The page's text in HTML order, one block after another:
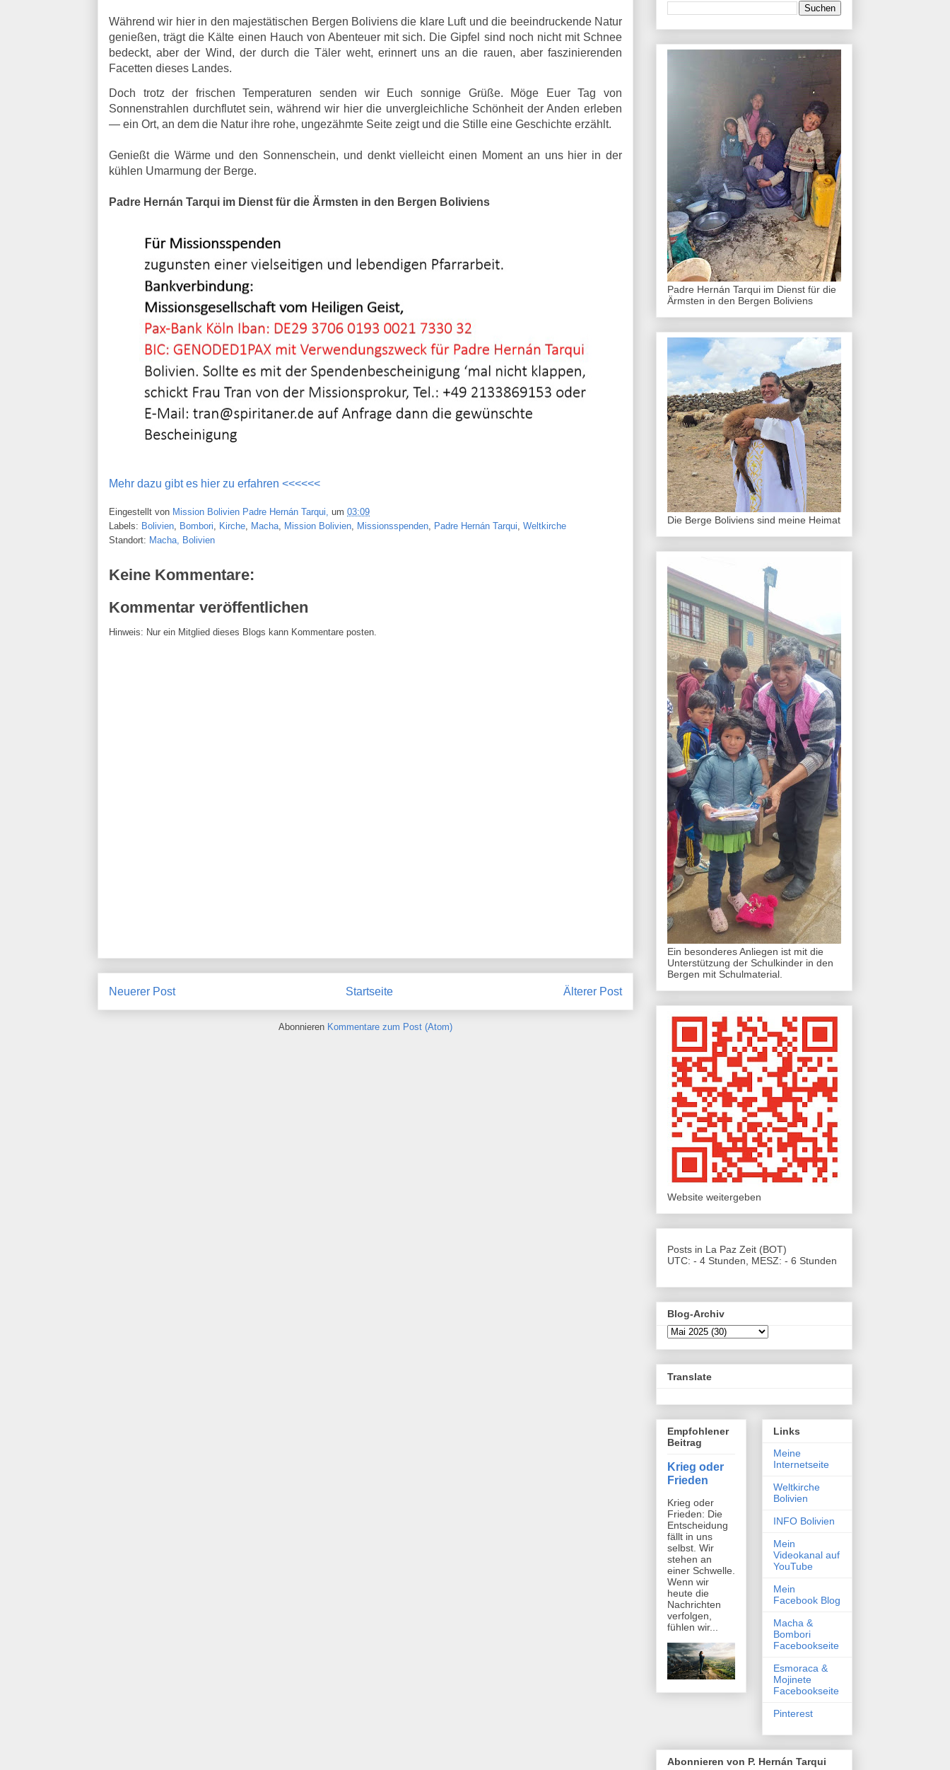
Während wir hier in den majestätischen Bergen Boliviens die klare Luft und die beeindruckende Natur
genießen, trägt die Kälte einen Hauch von Abenteuer mit sich. Die Gipfel sind noch nicht mit Schnee
bedeckt, aber der Wind, der durch die Täler weht, erinnert uns an die rauen, aber faszinierenden
Facetten dieses Landes.
Doch trotz der frischen Temperaturen senden wir Euch sonnige Grüße. Möge Euer Tag von
Sonnenstrahlen durchflutet sein, während wir hier die unvergleichliche Schönheit der Anden erleben
— ein Ort, an dem die Natur ihre rohe, ungezähmte Seite zeigt und die Stille eine Geschichte erzählt.
Genießt die Wärme und den Sonnenschein, und denkt vielleicht einen Moment an uns hier in der
kühlen Umarmung der Berge.
Padre Hernán Tarqui im Dienst für die Ärmsten in den Bergen Boliviens
Mehr dazu gibt es hier zu erfahren <<<<<<
Eingestellt von Mission Bolivien Padre Hernán Tarqui, um 03:09
Labels: Bolivien, Bombori, Kirche, Macha, Mission Bolivien, Missionsspenden, Padre Hernán Tarqui, Weltkirche
Standort: Macha, Bolivien
Keine Kommentare:
Kommentar veröffentlichen
Hinweis: Nur ein Mitglied dieses Blogs kann Kommentare posten.
Neuerer Post Älterer Post
Startseite
Abonnieren Kommentare zum Post (Atom)
Padre Hernán Tarqui im Dienst für die
Ärmsten in den Bergen Boliviens
Die Berge Boliviens sind meine Heimat
Ein besonderes Anliegen ist mit die
Unterstützung der Schulkinder in den
Bergen mit Schulmaterial.
Website weitergeben
Posts in La Paz Zeit (BOT)
UTC: - 4 Stunden, MESZ: - 6 Stunden
Blog-Archiv
Translate
Empfohlener
Beitrag
Krieg oder
Frieden
Krieg oder
Frieden: Die
Entscheidung
fällt in uns
selbst. Wir
stehen an
einer Schwelle.
Wenn wir
heute die
Nachrichten
verfolgen,
fühlen wir...
Links
Meine
Internetseite
Weltkirche
Bolivien
INFO Bolivien
Mein
Videokanal auf
YouTube
Mein
Facebook Blog
Macha &
Bombori
Facebookseite
Esmoraca &
Mojinete
Facebookseite
Pinterest
Abonnieren von P. Hernán Tarqui